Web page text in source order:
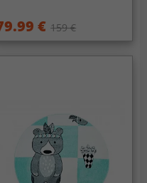
€ 159 €